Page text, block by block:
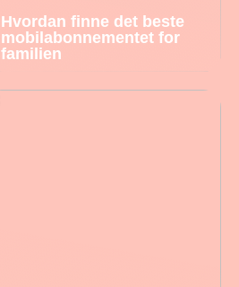
Hvordan finne det beste
mobilabonnementet for
familien